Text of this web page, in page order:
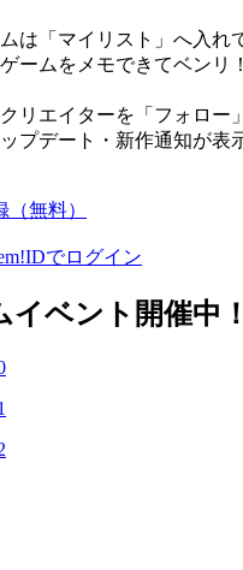
は「マイリスト」へ入れ
ームをメモできてベンリ！
リエイターを「フォロー
プデート・新作通知が表
無料）
でログイン
イベント開催中！